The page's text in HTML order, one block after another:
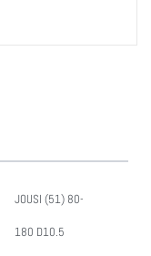
JOUSI (51) 80-
180 D10.5